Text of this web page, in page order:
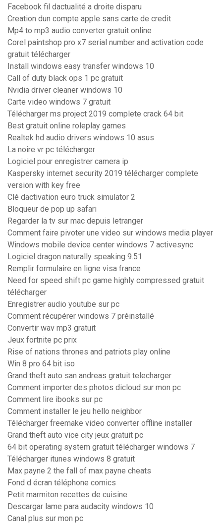
Facebook fil dactualité a droite disparu
Creation dun compte apple sans carte de credit
Mp4 to mp3 audio converter gratuit online
Corel paintshop pro x7 serial number and activation code
gratuit télécharger
Install windows easy transfer windows 10
Call of duty black ops 1 pc gratuit
Nvidia driver cleaner windows 10
Carte video windows 7 gratuit
Télécharger ms project 2019 complete crack 64 bit
Best gratuit online roleplay games
Realtek hd audio drivers windows 10 asus
La noire vr pc télécharger
Logiciel pour enregistrer camera ip
Kaspersky internet security 2019 télécharger complete
version with key free
Clé dactivation euro truck simulator 2
Bloqueur de pop up safari
Regarder la tv sur mac depuis letranger
Comment faire pivoter une video sur windows media player
Windows mobile device center windows 7 activesync
Logiciel dragon naturally speaking 9.51
Remplir formulaire en ligne visa france
Need for speed shift pc game highly compressed gratuit
télécharger
Enregistrer audio youtube sur pc
Comment récupérer windows 7 préinstallé
Convertir wav mp3 gratuit
Jeux fortnite pc prix
Rise of nations thrones and patriots play online
Win 8 pro 64 bit iso
Grand theft auto san andreas gratuit telecharger
Comment importer des photos dicloud sur mon pc
Comment lire ibooks sur pc
Comment installer le jeu hello neighbor
Télécharger freemake video converter offline installer
Grand theft auto vice city jeux gratuit pc
64 bit operating system gratuit télécharger windows 7
Télécharger itunes windows 8 gratuit
Max payne 2 the fall of max payne cheats
Fond d écran téléphone comics
Petit marmiton recettes de cuisine
Descargar lame para audacity windows 10
Canal plus sur mon pc